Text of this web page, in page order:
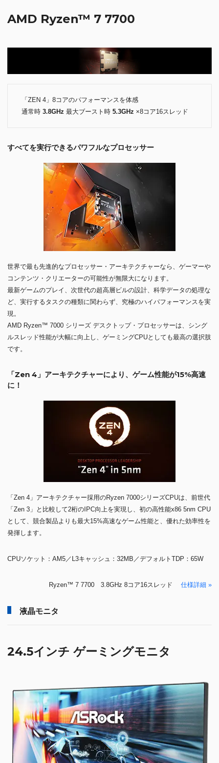
AMD Ryzen™ 7 7700
「ZEN 4」8コアのパフォーマンスを体感
通常時 3.8GHz 最大ブースト時 5.3GHz ×8コア16スレッド
すべてを実行できるパワフルなプロセッサー
世界で最も先進的なプロセッサー・アーキテクチャーなら、ゲーマーや
コンテンツ・クリエーターの可能性が無限大になります。
最新ゲームのプレイ、次世代の超高層ビルの設計、科学データの処理な
ど、実行するタスクの種類に関わらず、究極のハイパフォーマンスを実
現。
AMD Ryzen™ 7000 シリーズ デスクトップ・プロセッサーは、シング
ルスレッド性能が大幅に向上し、ゲーミングCPUとしても最高の選択肢
です。
「Zen 4」アーキテクチャーにより、ゲーム性能が15%高速
に！
「Zen 4」アーキテクチャー採用のRyzen 7000シリーズCPUは、前世代
「Zen 3」と比較して2桁のIPC向上を実現し、初の高性能x86 5nm CPU
として、競合製品よりも最大15%高速なゲーム性能と、優れた効率性を
発揮します。
CPUソケット：AM5／L3キャッシュ：32MB／デフォルトTDP：65W
Ryzen™ 7 7700 3.8GHz 8コア16スレッド 仕様詳細 »
液晶モニタ
24.5インチ ゲーミングモニタ